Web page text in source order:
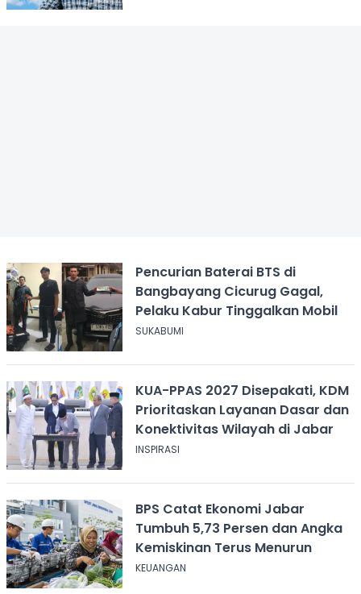
Pencurian Baterai BTS di
Bangbayang Cicurug Gagal,
Pelaku Kabur Tinggalkan Mobil
SUKABUMI
KUA-PPAS 2027 Disepakati, KDM
Prioritaskan Layanan Dasar dan
Konektivitas Wilayah di Jabar
INSPIRASI
BPS Catat Ekonomi Jabar
Tumbuh 5,73 Persen dan Angka
Kemiskinan Terus Menurun
KEUANGAN